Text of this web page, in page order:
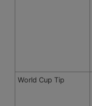
World Cup Tip